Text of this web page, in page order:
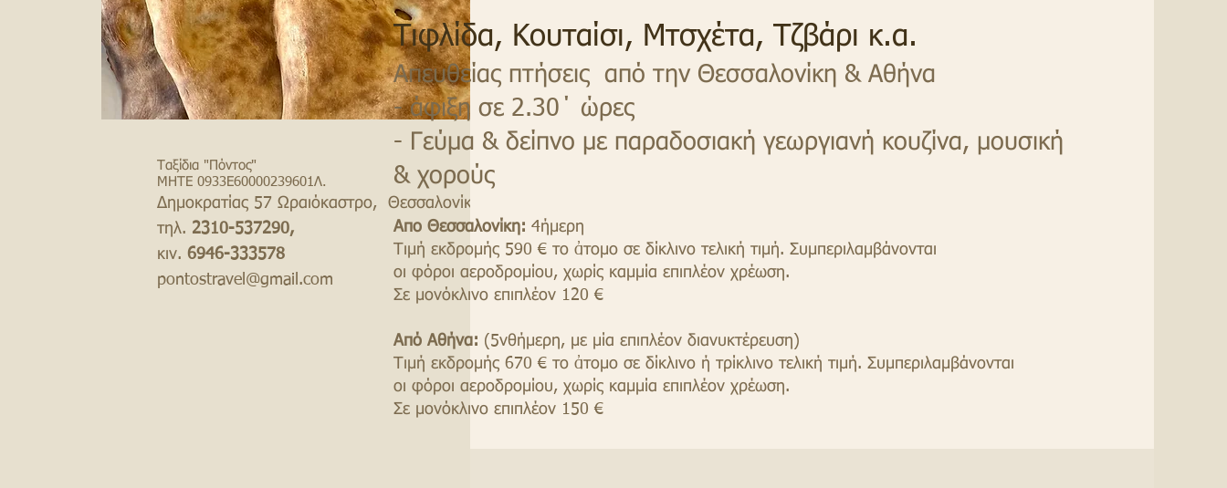
Ταξίδια "Πόντος"
ΜΗΤΕ 0933Ε60000239601Λ.
Δημοκρατίας 57 Ωραιόκαστρο, Θεσσαλονίκη
τηλ. 2310-537290,
κιν.6946-333578
pontostravel@gmail.com
Τιφλίδα, Κουταίσι, Μτσχέτα, Τζβάρι κ.α.
Απευθείας πτήσεις από την Θεσσαλονίκη & Αθήνα
- άφιξη σε 2.30΄ ώρες
- Γεύμα & δείπνο με παραδοσιακή γεωργιανή κουζίνα, μουσική
& χορούς
Απο Θεσσαλονίκη:4ήμερη
Τιμή εκδρομής 590 € το ἀτομο σε δίκλινο τελική τιμή. Συμπεριλαμβάνονται
οι φόροι αεροδρομίου, χωρίς καμμία επιπλέον χρέωση.
Σε μονόκλινο επιπλέον 120 €
Από Αθήνα: (5νθήμερη, με μία επιπλέον διανυκτέρευση)
Τιμή εκδρομής 670 € το ἀτομο σε δίκλινο ή τρίκλινο τελική τιμή. Συμπεριλαμβάνονται
οι φόροι αεροδρομίου, χωρίς καμμία επιπλέον χρέωση.
Σε μονόκλινο επιπλέον 150 €